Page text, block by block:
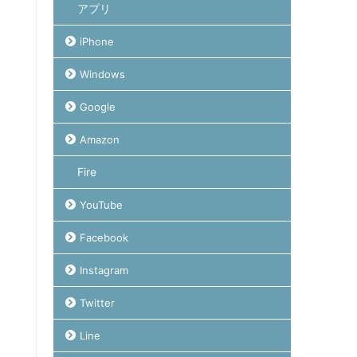
アプリ
iPhone
Windows
Google
Amazon
Fire
YouTube
Facebook
Instagram
Twitter
Line